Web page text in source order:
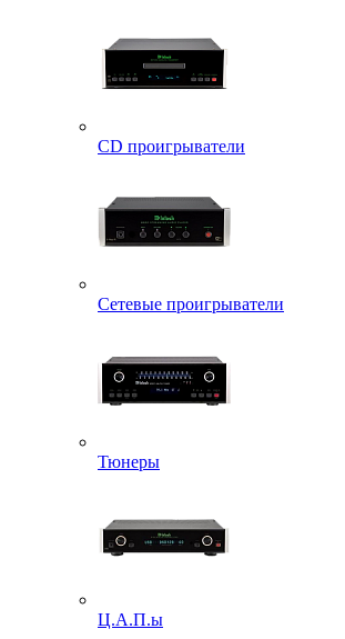
CD проигрыватели
Сетевые проигрыватели
Тюнеры
Ц.А.П.ы